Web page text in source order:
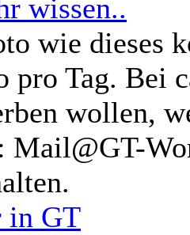
wissen..
wie dieses
pro Tag. Bei
wollen,
Mail@GT-
in GT